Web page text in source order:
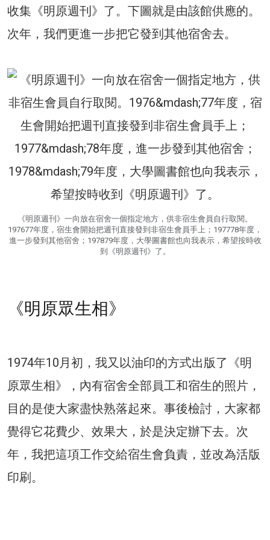
收集《明原週刊》了。下圖就是由該館供應的。
次年，我們更進一步把它發到其他宿舍去。
《明原週刊》一向放在宿舍一個指定地方，供非宿生會員自行取閱。
197677年度，宿生會開始把週刊直接發到非宿生會員手上；197778年度，
進一步發到其他宿舍；197879年度，大學圖書館也向我表示，希望按時收
到《明原週刊》了。
《明原眾生相》
1974年10月初，我又以油印的方式出版了《明
原眾生相》，內有宿舍全部員工和宿生的照片，
目的是使大家盡快熟落起來。事後檢討，大家都
覺得它花費少、效果大，於是決定辦下去。次
年，我把這項工作交給宿生會負責，並改為活版
印刷。